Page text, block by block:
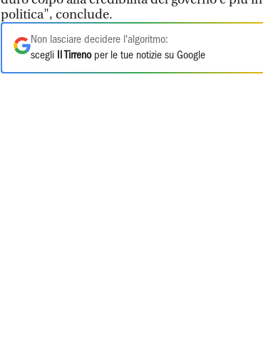
politica", conclude.
Non lasciare decidere l'algoritmo:
scegli
Il Tirrenoper le tue notizie su Google